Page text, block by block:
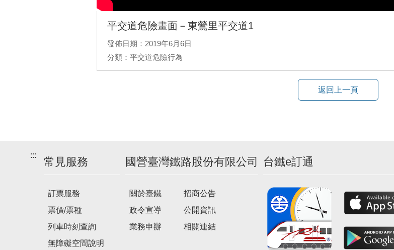
平交道危險畫面－東鶯里平交道1
發佈日期：2019年6月6日
分類：平交道危險行為
返回上一頁
:::
常見服務
訂票服務
票價/票種
列車時刻查詢
無障礙空間說明
國營臺灣鐵路股份有限公司
關於臺鐵
政令宣導
業務申辦
招商公告
公開資訊
相關連結
台鐵e訂通